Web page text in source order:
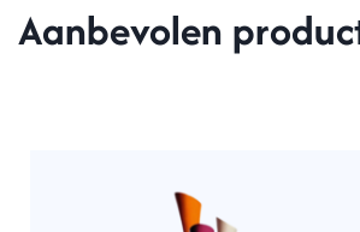
Aanbevolen